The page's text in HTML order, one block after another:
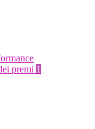
premi 1